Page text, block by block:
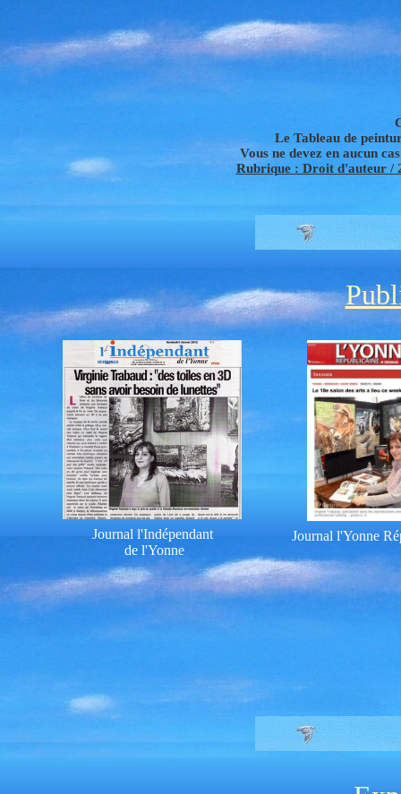
Le Tableau de
Vous ne devez en aucun
Rubrique : Droit d'auteur /
Journal l'Indépendant
de l'Yonne
Journal l'Yonne